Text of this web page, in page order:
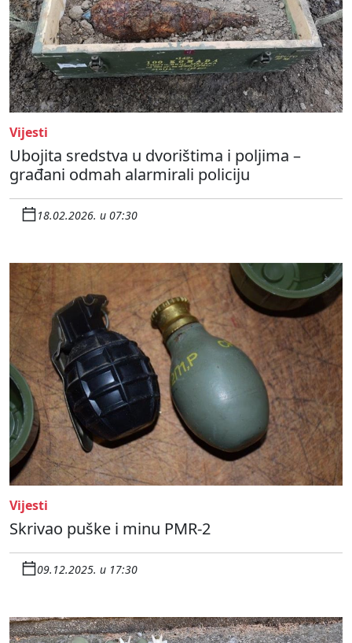
Vijesti
Ubojita sredstva u dvorištima i poljima –
građani odmah alarmirali policiju
18.02.2026. u 07:30
Vijesti
Skrivao puške i minu PMR-2
09.12.2025. u 17:30